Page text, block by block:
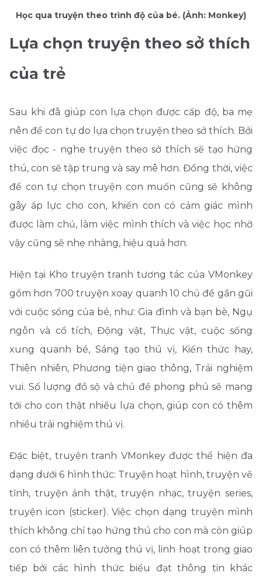
Học qua truyện theo trình độ của bé. (Ảnh: Monkey)
Lựa chọn truyện theo sở thích
của trẻ
Sau khi đã giúp con lựa chọn được cấp độ, ba mẹ
nên để con tự do lựa chọn truyện theo sở thích. Bởi
việc đọc - nghe truyện theo sở thích sẽ tạo hứng
thú, con sẽ tập trung và say mê hơn. Đồng thời, việc
để con tự chọn truyện con muốn cũng sẽ không
gây áp lực cho con, khiến con có cảm giác mình
được làm chủ, làm việc mình thích và việc học nhờ
vậy cũng sẽ nhẹ nhàng, hiệu quả hơn.
Hiện tại Kho truyện tranh tương tác của VMonkey
gồm hơn 700 truyện xoay quanh 10 chủ đề gần gũi
với cuộc sống của bé, như: Gia đình và bạn bè, Ngụ
ngôn và cổ tích, Động vật, Thực vật, cuộc sống
xung quanh bé, Sáng tạo thú vị, Kiến thức hay,
Thiên nhiên, Phương tiện giao thông, Trải nghiệm
vui. Số lượng đồ sộ và chủ đề phong phú sẽ mang
tới cho con thật nhiều lựa chọn, giúp con có thêm
nhiều trải nghiệm thú vị.
Đặc biệt, truyện tranh VMonkey được thể hiện đa
dạng dưới 6 hình thức: Truyện hoạt hình, truyện vẽ
tĩnh, truyện ảnh thật, truyện nhạc, truyện series,
truyện icon (sticker). Việc chọn dạng truyện mình
thích không chỉ tạo hứng thú cho con mà còn giúp
con có thêm liên tưởng thú vị, linh hoạt trong giao
tiếp bởi các hình thức biểu đạt thông tin khác